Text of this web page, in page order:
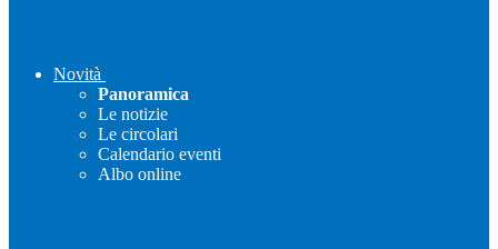
Novità
Panoramica
Le notizie
Le circolari
Calendario eventi
Albo online